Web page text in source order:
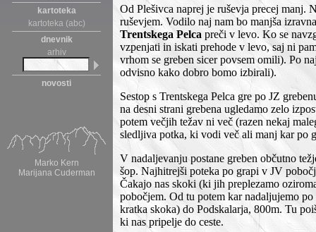
kartoteka
kartoteka (abc)
dnevnik
arhiv
novosti
Marko Kern
Marijana Cuderman
Od Plešivca naprej je ruševja precej manj.
ruševjem. Vodilo naj nam bo manjša
Trentskega Pelca preči v levo. Ko se
vzpenjati in iskati prehode v levo, saj ni
vrhom se greben sicer povsem omili). Po
odvisno kako dobro bomo izbirali).
Sestop s Trentskega Pelca gre po JZ
na desni strani grebena ugledamo zelo
potem večjih težav ni več (razen nekaj
sledljiva potka, ki vodi več ali manj kar po
V nadaljevanju postane greben občutno
šop. Najhitrejši poteka po grapi v JV
Čakajo nas skoki (ki jih preplezamo
pobočjem. Od tu potem kar nadaljujemo
kratka skoka) do Podskalarja, 800m. Tu
ki nas pripelje do ceste.